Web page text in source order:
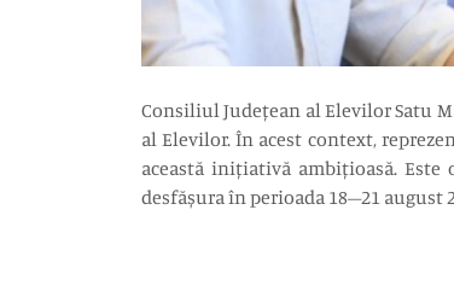
Consiliul Județean al Elevilor Satu
al Elevilor. În acest context,
această inițiativă ambițioasă.
desfășura în perioada 18–21 august